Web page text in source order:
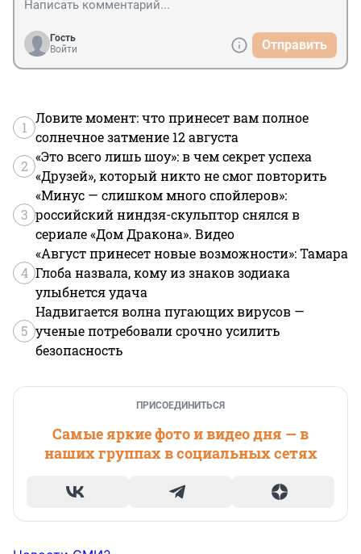
Гость
Войти
Отправить
1
Ловите момент: что принесет вам полное
солнечное затмение 12 августа
2
«Это всего лишь шоу»: в чем секрет успеха
«Друзей», который никто не смог повторить
3
«Минус — слишком много спойлеров»:
российский ниндзя-скульптор снялся в
сериале «Дом Дракона». Видео
4
«Август принесет новые возможности»: Тамара
Глоба назвала, кому из знаков зодиака
улыбнется удача
5
Надвигается волна пугающих вирусов —
ученые потребовали срочно усилить
безопасность
ПРИСОЕДИНИТЬСЯ
Самые яркие фото и видео дня — в
наших группах в социальных сетях